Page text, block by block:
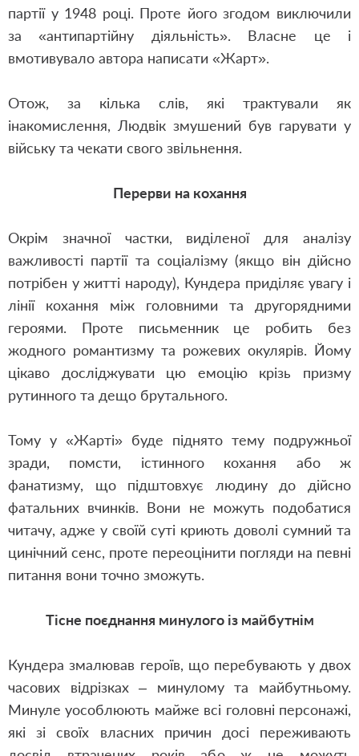
партії у 1948 році. Проте його згодом виключили
за «антипартійну діяльність». Власне це і
вмотивувало автора написати «Жарт».
Отож, за кілька слів, які трактували як
інакомислення, Людвік змушений був гарувати у
війську та чекати свого звільнення.
Перерви на кохання
Окрім значної частки, виділеної для аналізу
важливості партії та соціалізму (якщо він дійсно
потрібен у житті народу), Кундера приділяє увагу і
лінії кохання між головними та другорядними
героями. Проте письменник це робить без
жодного романтизму та рожевих окулярів. Йому
цікаво досліджувати цю емоцію крізь призму
рутинного та дещо брутального.
Тому у «Жарті» буде піднято тему подружньої
зради, помсти, істинного кохання або ж
фанатизму, що підштовхує людину до дійсно
фатальних вчинків. Вони не можуть подобатися
читачу, адже у своїй суті криють доволі сумний та
цинічний сенс, проте переоцінити погляди на певні
питання вони точно зможуть.
Тісне поєднання минулого із майбутнім
Кундера змалював героїв, що перебувають у двох
часових відрізках – минулому та майбутньому.
Минуле уособлюють майже всі головні персонажі,
які зі своїх власних причин досі переживають